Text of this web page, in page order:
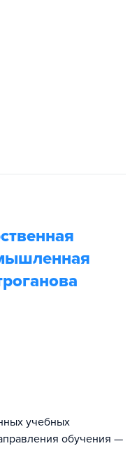
учебных
обучения —